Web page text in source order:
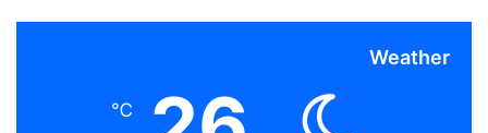
Weather
℃